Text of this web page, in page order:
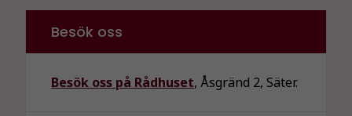
Besök oss
Besök oss på Rådhuset, Åsgränd 2, Säter.
Marknadsföring
Genom att dela
med dig av dina